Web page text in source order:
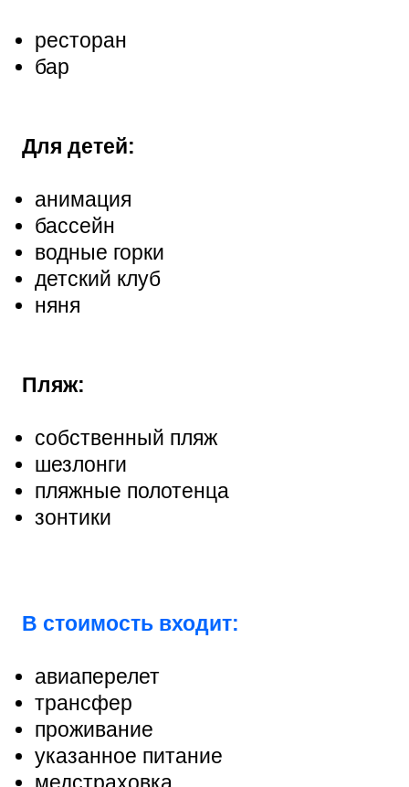
ресторан
бар
Для детей:
анимация
бассейн
водные горки
детский клуб
няня
Пляж:
собственный пляж
шезлонги
пляжные полотенца
зонтики
В стоимость входит:
авиаперелет
трансфер
проживание
указанное питание
медстраховка